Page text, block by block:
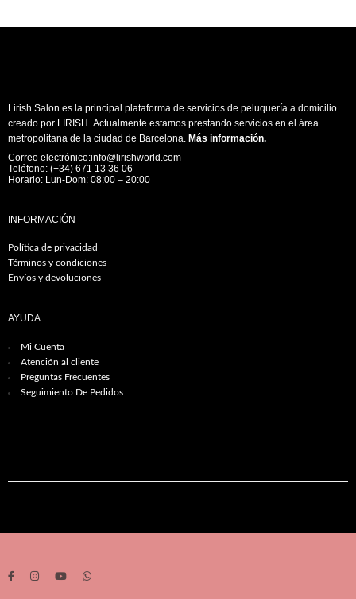
Lirish Salon es la principal plataforma de servicios de peluquería a domicilio
creado por LIRISH. Actualmente estamos prestando servicios en el área
metropolitana de la ciudad de Barcelona. Más información.
Correo electrónico:info@lirishworld.com
Teléfono: (+34) 671 13 36 06
Horario: Lun-Dom: 08:00 – 20:00
INFORMACIÓN
Política de privacidad
Términos y condiciones
Envíos y devoluciones
AYUDA
Mi Cuenta
Atención al cliente
Preguntas Frecuentes
Seguimiento De Pedidos